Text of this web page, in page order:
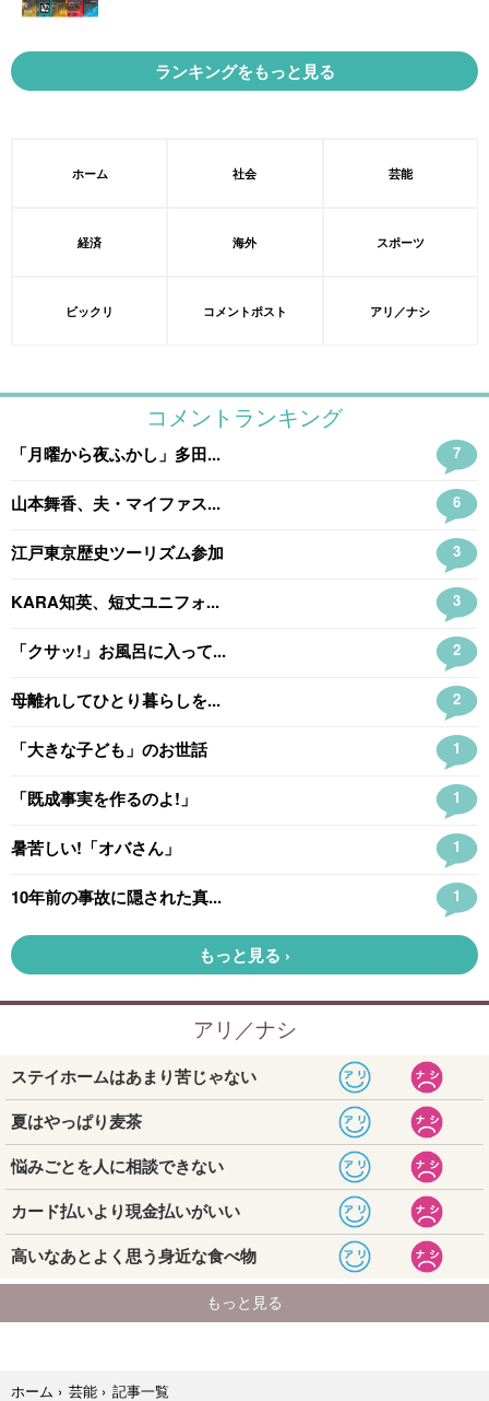
ランキングをもっと見る
ホーム 社会 芸能
経済 海外 スポーツ
ビックリ コメントポスト アリ／ナシ
ホーム › 芸能 › 記事一覧